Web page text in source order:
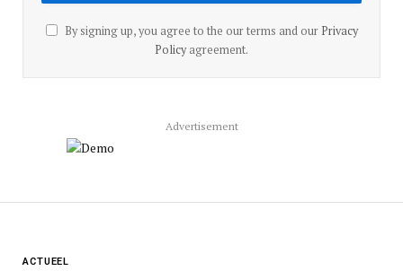
By signing up, you agree to the our terms and our Privacy
Policyagreement.
Advertisement
ACTUEEL